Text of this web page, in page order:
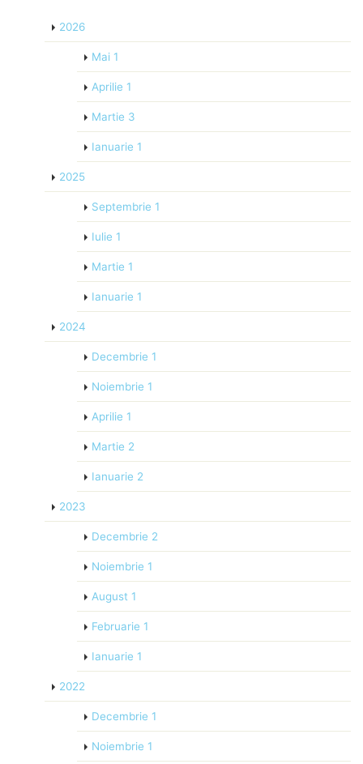
2026
Mai 1
Aprilie 1
Martie 3
Ianuarie 1
2025
Septembrie 1
Iulie 1
Martie 1
Ianuarie 1
2024
Decembrie 1
Noiembrie 1
Aprilie 1
Martie 2
Ianuarie 2
2023
Decembrie 2
Noiembrie 1
August 1
Februarie 1
Ianuarie 1
2022
Decembrie 1
Noiembrie 1